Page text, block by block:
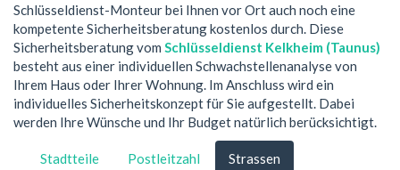
Schlüsseldienst-Monteur bei Ihnen vor Ort auch noch eine
kompetente Sicherheitsberatung kostenlos durch. Diese
Sicherheitsberatung vom Schlüsseldienst Kelkheim (Taunus)
besteht aus einer individuellen Schwachstellenanalyse von
Ihrem Haus oder Ihrer Wohnung. Im Anschluss wird ein
individuelles Sicherheitskonzept für Sie aufgestellt. Dabei
werden Ihre Wünsche und Ihr Budget natürlich berücksichtigt.
Stadtteile Postleitzahl Strassen